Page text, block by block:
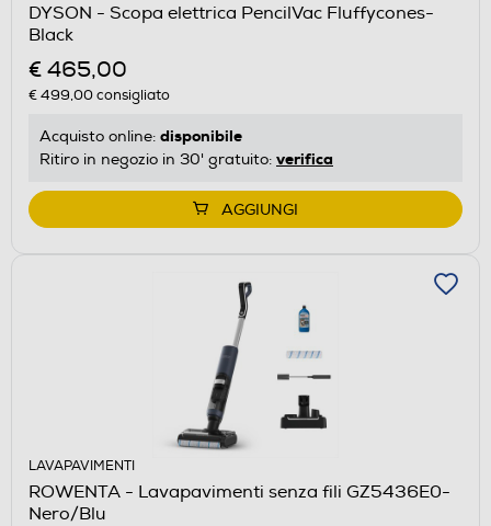
DYSON - Scopa elettrica PencilVac Fluffycones-
Black
€ 465,00
€ 499,00consigliato
Acquisto online: disponibile
Ritiro in negozio in 30' gratuito: verifica
AGGIUNGI
LAVAPAVIMENTI
ROWENTA - Lavapavimenti senza fili GZ5436E0-
Nero/Blu